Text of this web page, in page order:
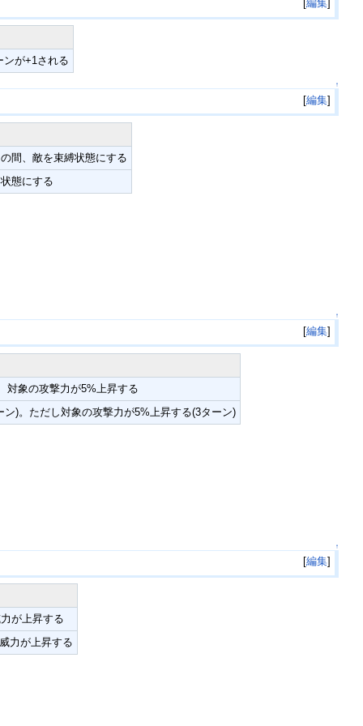
[編集]
ンが+1される
↑
[編集]
間、敵を束縛状態にする
態にする
↑
[編集]
対象の攻撃力が5%上昇する
)。ただし対象の攻撃力が5%上昇する(3ターン)
↑
[編集]
が上昇する
力が上昇する